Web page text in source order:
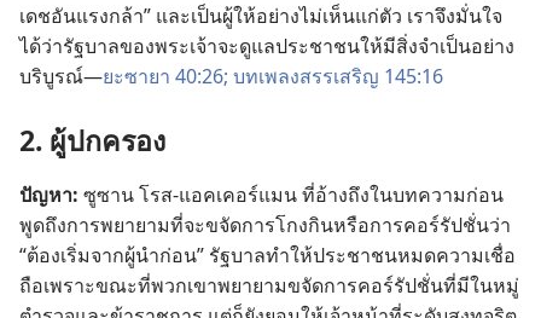
เดชอันแรงกล้า” และเป็นผู้ให้อย่างไม่เห็นแก่ตัว เราจึงมั่นใจ
ได้ว่ารัฐบาลของพระเจ้าจะดูแลประชาชนให้มีสิ่งจำเป็นอย่าง
บริบูรณ์—ยะซายา 40:26; บทเพลงสรรเสริญ 145:16
2. ผู้ปกครอง
ปัญหา: ซูซาน โรส-แอคเคอร์แมน ที่อ้างถึงในบทความก่อน
พูดถึงการพยายามที่จะขจัดการโกงกินหรือการคอร์รัปชั่นว่า
“ต้องเริ่มจากผู้นำก่อน” รัฐบาลทำให้ประชาชนหมดความเชื่อ
ถือเพราะขณะที่พวกเขาพยายามขจัดการคอร์รัปชั่นที่มีในหมู่